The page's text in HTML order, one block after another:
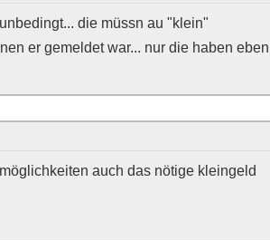
die müssn au "klein"
er gemeldet war... nur die haben eben
auch das nötige kleingeld